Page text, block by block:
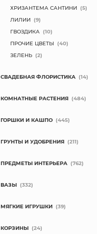
ХРИЗАНТЕМА САНТИНИ (5)
ЛИЛИИ (9)
ГВОЗДИКА (10)
ПРОЧИЕ ЦВЕТЫ (40)
ЗЕЛЕНЬ (2)
СВАДЕБНАЯ ФЛОРИСТИКА (14)
КОМНАТНЫЕ РАСТЕНИЯ (484)
ГОРШКИ И КАШПО (445)
ГРУНТЫ И УДОБРЕНИЯ (211)
ПРЕДМЕТЫ ИНТЕРЬЕРА (762)
ВАЗЫ (332)
МЯГКИЕ ИГРУШКИ (39)
КОРЗИНЫ (24)